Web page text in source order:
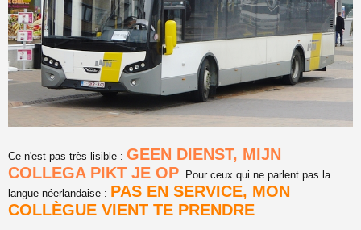
n
o
n
l
u
Ce n'est pas très lisible : GEEN DIENST, MIJN
COLLEGA PIKT JE OP. Pour ceux qui ne parlent pas la
langue néerlandaise : PAS EN SERVICE, MON
COLLÈGUE VIENT TE PRENDRE